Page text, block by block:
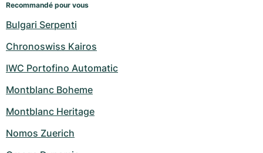
Recommandé pour vous
Bulgari Serpenti
Chronoswiss Kairos
IWC Portofino Automatic
Montblanc Boheme
Montblanc Heritage
Nomos Zuerich